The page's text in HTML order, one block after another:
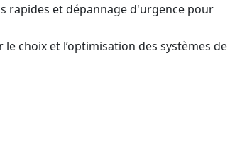
rapides et dépannage d'urgence pour
choix et l’optimisation des systèmes de